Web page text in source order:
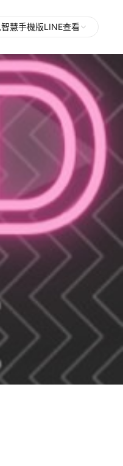
慧手機版LINE查看